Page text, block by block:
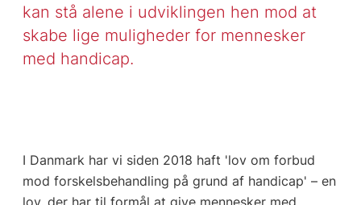
kan stå alene i udviklingen hen mod at
skabe lige muligheder for mennesker
med handicap.
I Danmark har vi siden 2018 haft 'lov om forbud
mod forskelsbehandling på grund af handicap' – en